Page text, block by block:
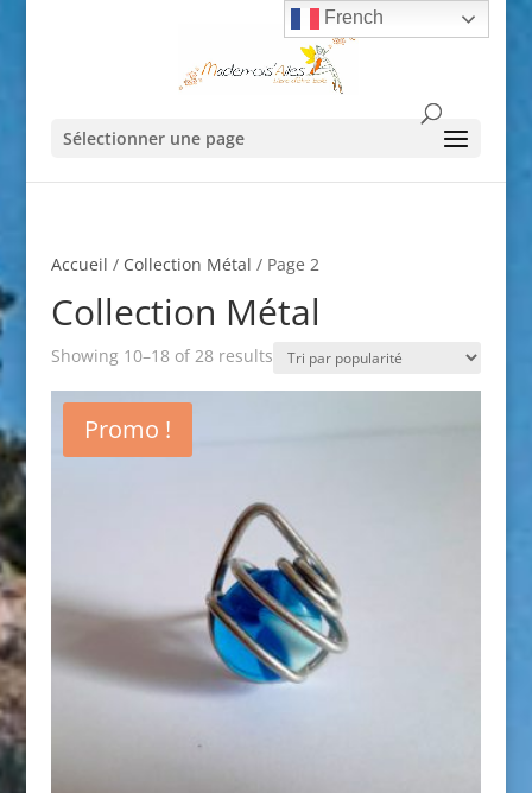
Sélectionner une page
Accueil / Collection Métal / Page 2
Collection Métal
Showing 10–18 of 28 results
Promo !
French